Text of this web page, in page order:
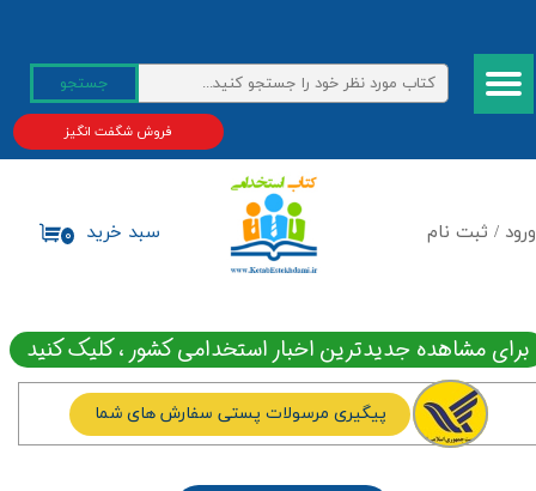
ورود / ثبت نام
حساب کاربری من
تغییر گذر واژه
سفارشات
جستجو
۰ سبد خرید
فروش شگفت انگیز
برای مشاهده جدیدترین اخبار استخدامی کشور ، کلیک کنید
پیگیری مرسولات پستی سفارش های شما